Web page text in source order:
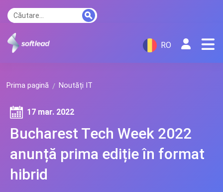
RO
Prima pagină Noutăți IT
Bucharest Tech Week 2022
anunță prima ediție în format
hibrid
17 mar. 2022